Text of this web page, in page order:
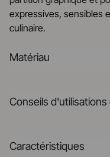
expressives, sensibles
culinaire.
Matériau
manufacture REVOL.
département R&D
Conseils
Caractéristiques